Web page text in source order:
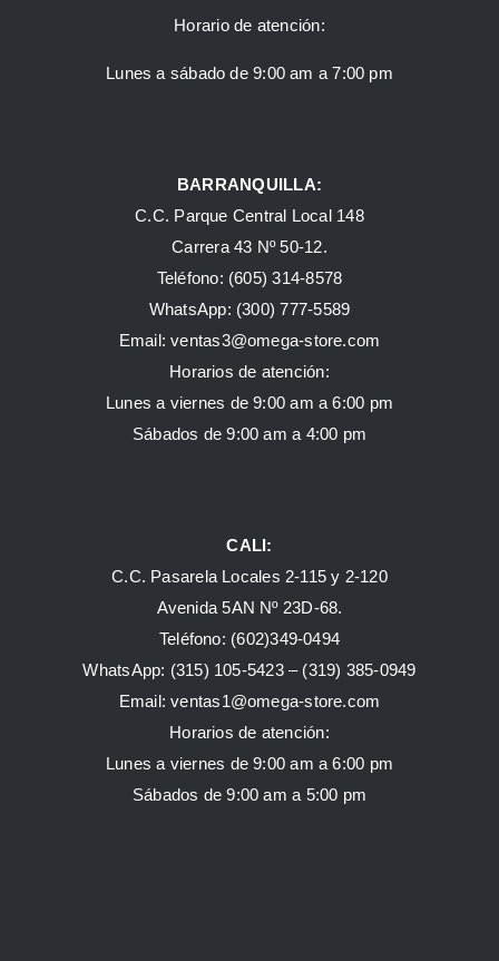
Horario de atención:
Lunes a sábado de 9:00 am a 7:00 pm
BARRANQUILLA:
C.C. Parque Central Local 148
Carrera 43 Nº 50-12.
Teléfono: (605) 314-8578
WhatsApp: (300) 777-5589
Email: ventas3@omega-store.com
Horarios de atención:
Lunes a viernes de 9:00 am a 6:00 pm
Sábados de 9:00 am a 4:00 pm
CALI:
C.C. Pasarela Locales 2-115 y 2-120
Avenida 5AN Nº 23D-68.
Teléfono: (602)349-0494
WhatsApp: (315) 105-5423 – (319) 385-0949
Email:ventas1@omega-store.com
Horarios de atención:
Lunes a viernes de 9:00 am a 6:00 pm
Sábados de 9:00 am a 5:00 pm